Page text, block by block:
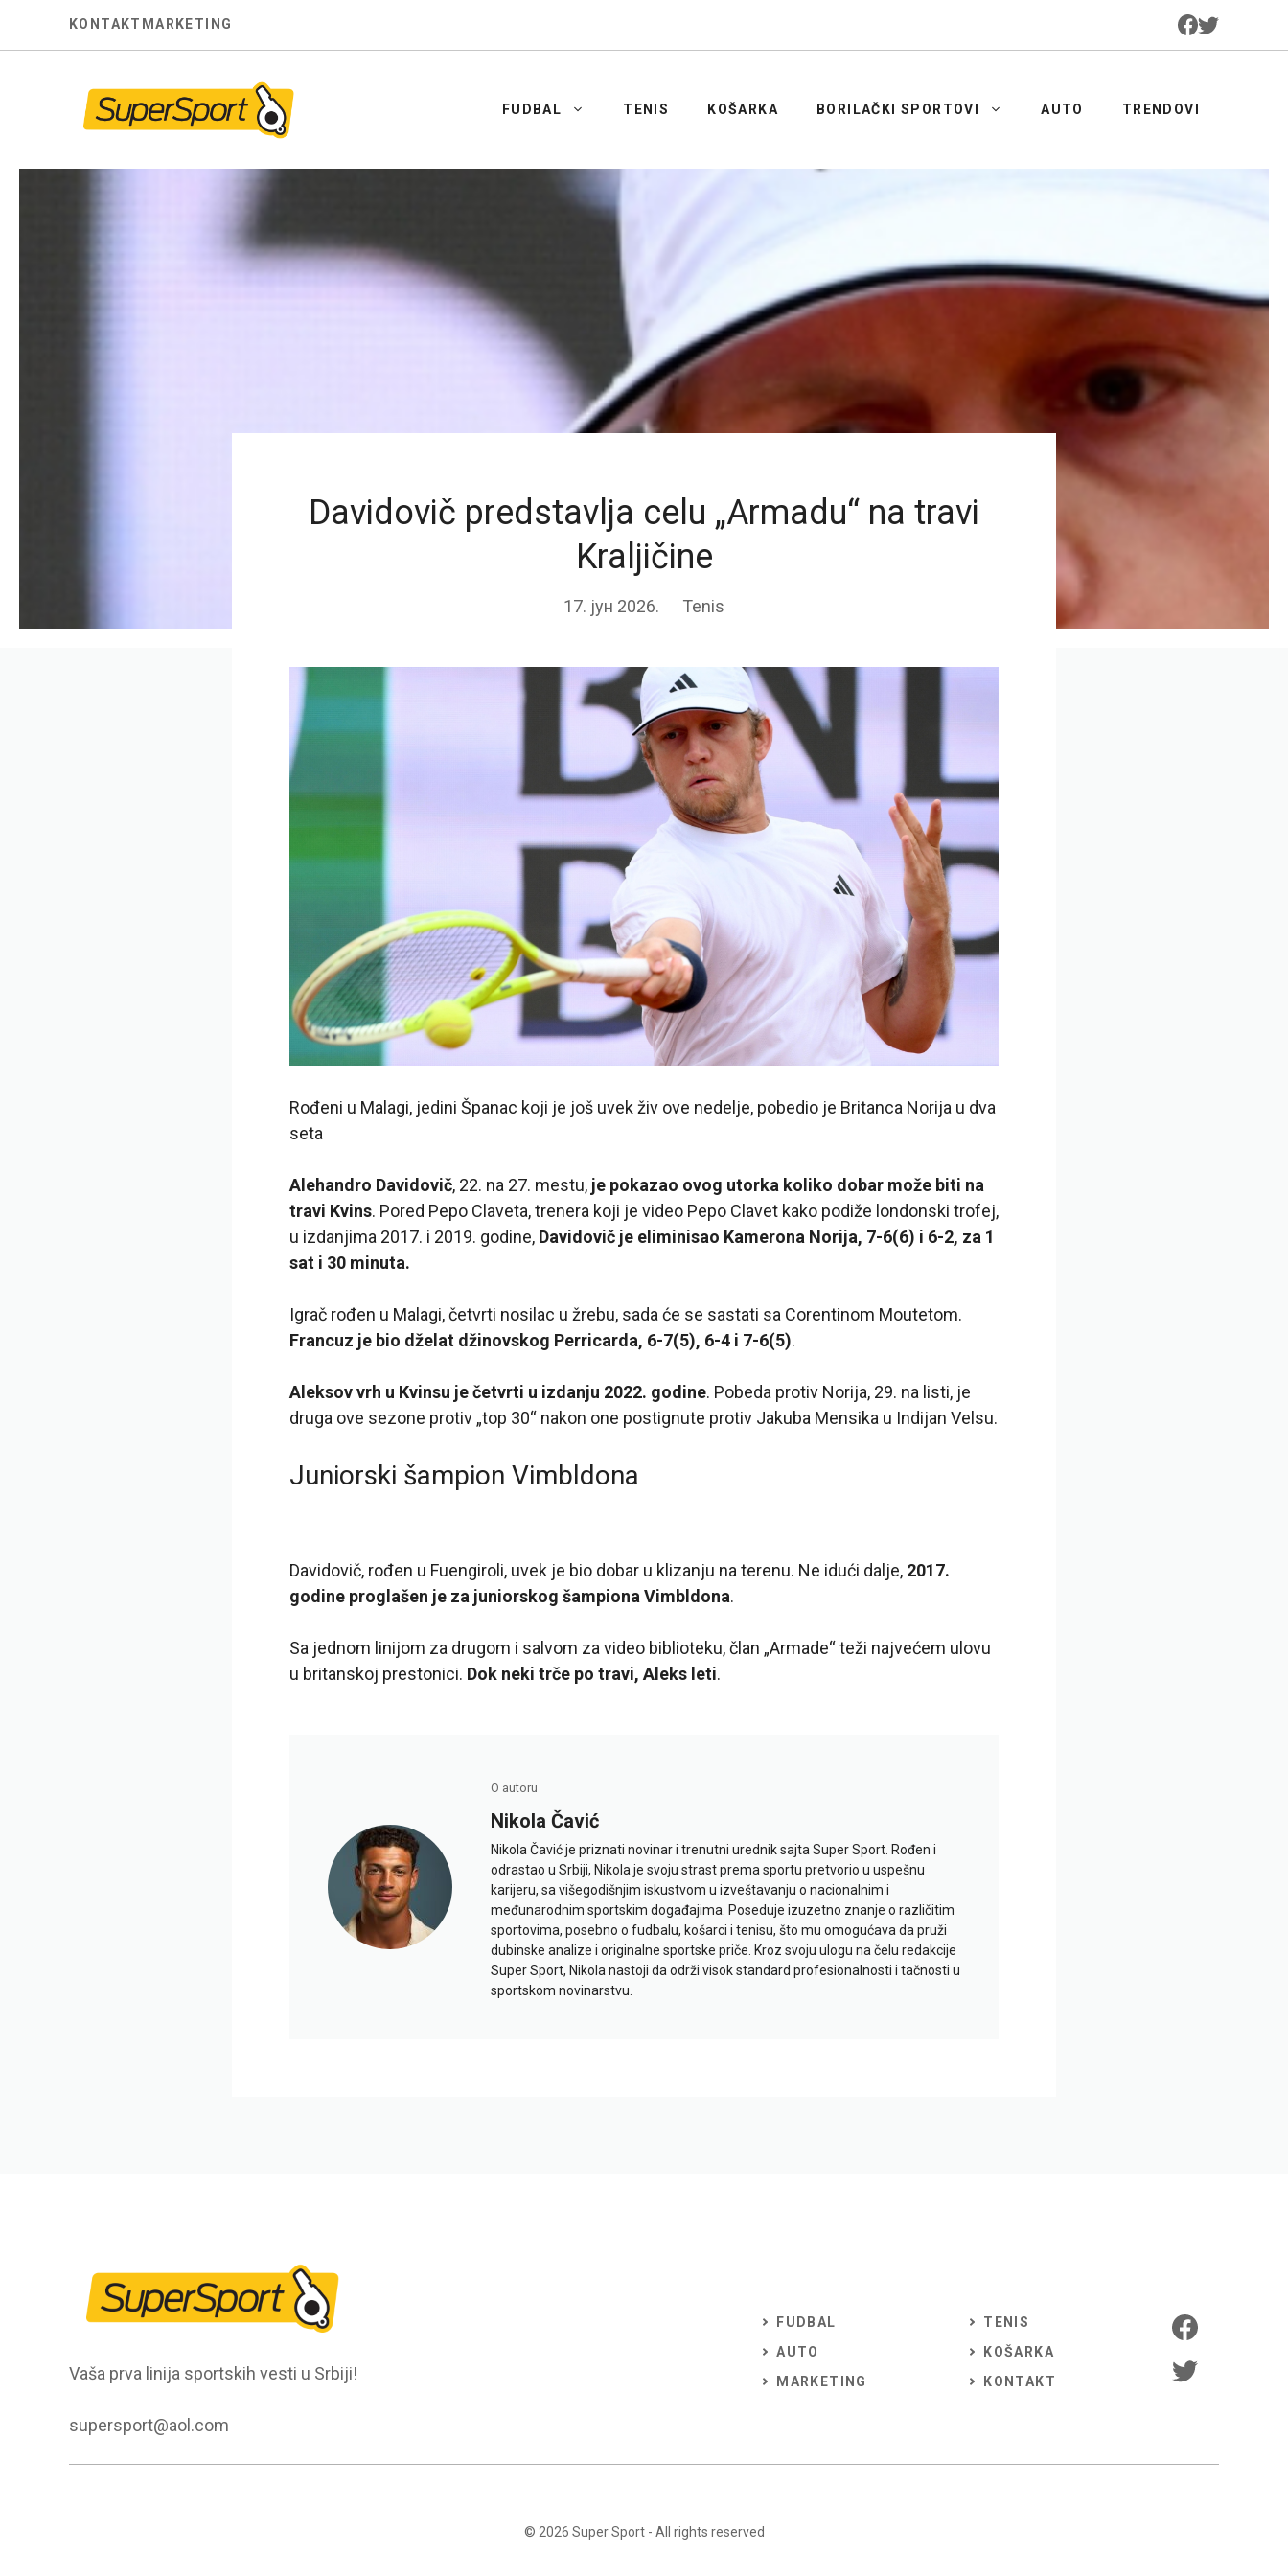
KONTAKT MARKETING
FUDBAL TENIS KOŠARKA BORILAČKI SPORTOVI AUTO TRENDOVI
Davidovič predstavlja celu „Armadu“ na travi
Kraljičine
17. јун 2026. Tenis
Rođeni u Malagi, jedini Španac koji je još uvek živ ove nedelje, pobedio je Britanca Norija u dva
seta
Alehandro Davidovič, 22. na 27. mestu, je pokazao ovog utorka koliko dobar može biti na
travi Kvins. Pored Pepo Claveta, trenera koji je video Pepo Clavet kako podiže londonski trofej,
u izdanjima 2017. i 2019. godine, Davidovič je eliminisao Kamerona Norija, 7-6(6) i 6-2, za 1
sat i 30 minuta.
Igrač rođen u Malagi, četvrti nosilac u žrebu, sada će se sastati sa Corentinom Moutetom.
Francuz je bio dželat džinovskog Perricarda, 6-7(5), 6-4 i 7-6(5).
Aleksov vrh u Kvinsu je četvrti u izdanju 2022. godine. Pobeda protiv Norija, 29. na listi, je
druga ove sezone protiv „top 30“ nakon one postignute protiv Jakuba Mensika u Indijan Velsu.
Juniorski šampion Vimbldona
Davidovič, rođen u Fuengiroli, uvek je bio dobar u klizanju na terenu. Ne idući dalje, 2017.
godine proglašen je za juniorskog šampiona Vimbldona.
Sa jednom linijom za drugom i salvom za video biblioteku, član „Armade“ teži najvećem ulovu
u britanskoj prestonici. Dok neki trče po travi, Aleks leti.
O autoru
Nikola Čavić
Nikola Čavić je priznati novinar i trenutni urednik sajta Super Sport. Rođen i
odrastao u Srbiji, Nikola je svoju strast prema sportu pretvorio u uspešnu
karijeru, sa višegodišnjim iskustvom u izveštavanju o nacionalnim i
međunarodnim sportskim događajima. Poseduje izuzetno znanje o različitim
sportovima, posebno o fudbalu, košarci i tenisu, što mu omogućava da pruži
dubinske analize i originalne sportske priče. Kroz svoju ulogu na čelu redakcije
Super Sport, Nikola nastoji da održi visok standard profesionalnosti i tačnosti u
sportskom novinarstvu.
Vaša prva linija sportskih vesti u Srbiji!
supersport@aol.com
FUDBAL
AUTO
MARKETING
TENIS
KOŠARKA
KONTAKT
© 2026 Super Sport- All rights reserved